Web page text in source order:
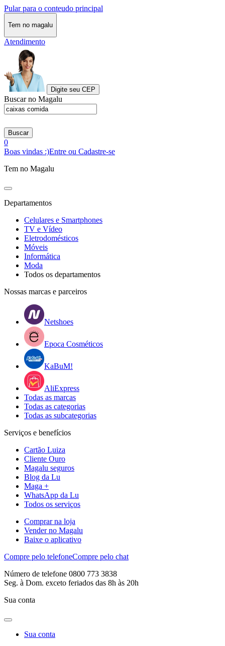
Pular para o conteudo principal
Tem no magalu
Atendimento
Digite seu CEP
Buscar no Magalu
Buscar
0
Boas vindas :)Entre ou Cadastre-se
Tem no Magalu
Departamentos
Celulares e Smartphones
TV e Vídeo
Eletrodomésticos
Móveis
Informática
Moda
Todos os departamentos
Nossas marcas e parceiros
Netshoes
Epoca Cosméticos
KaBuM!
AliExpress
Todas as marcas
Todas as categorias
Todas as subcategorias
Serviços e benefícios
Cartão Luiza
Cliente Ouro
Magalu seguros
Blog da Lu
Maga +
WhatsApp da Lu
Todos os serviços
Comprar na loja
Vender no Magalu
Baixe o aplicativo
Compre pelo telefoneCompre pelo chat
Número de telefone 0800 773 3838
Seg. à Dom. exceto feriados das 8h às 20h
Sua conta
Sua conta